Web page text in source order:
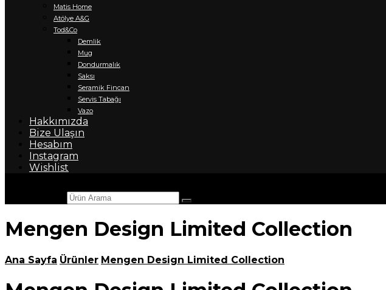
Matis Home
Atölye A&G
Tod&Co
Demlik
Mug
Dondurmalık
Saksı
Seramik Fincan
Servis Tabağı
Vazo
Hakkımızda
Bize Ulaşın
Hesabım
Instagram
Wishlist
Mengen Design Limited Collection
Ana Sayfa Ürünler Mengen Design Limited Collection